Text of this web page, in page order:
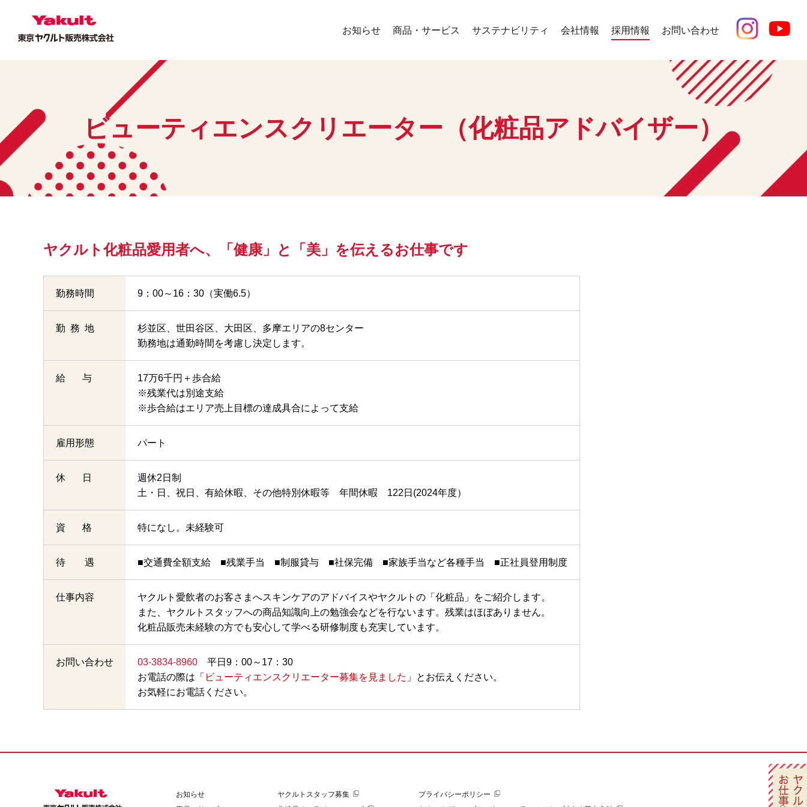
お知らせ 商品・サービス サステナビリティ 会社情報 採用情報 お問い合わせ
ビューティエンスクリエーター（化粧品アドバイザー）
ヤクルト化粧品愛用者へ、「健康」と「美」を伝えるお仕事です
勤務時間 9：00～16：30（実働6.5）
勤 務 地
杉並区、世田谷区、大田区、多摩エリアの8センター
勤務地は通勤時間を考慮し決定します。
給 与
17万6千円＋歩合給
※残業代は別途支給
※歩合給はエリア売上目標の達成具合によって支給
雇用形態 パート
休 日
週休2日制
土・日、祝日、有給休暇、その他特別休暇等 年間休暇 122日(2024年度）
資 格 特になし。未経験可
待 遇 ■交通費全額支給 ■残業手当 ■制服貸与 ■社保完備 ■家族手当など各種手当 ■正社員登用制度
仕事内容
ヤクルト愛飲者のお客さまへスキンケアのアドバイスやヤクルトの「化粧品」をご紹介します。
また、ヤクルトスタッフへの商品知識向上の勉強会などを行ないます。残業はほぼありません。
化粧品販売未経験の方でも安心して学べる研修制度も充実しています。
お問い合わせ 03-3834-8960 平日9：00～17：30
お電話の際は「 ビューティエンスクリエーター募集を見ました 」とお伝えください。
お気軽にお電話ください。
お知らせ
ヤクルトスタッフ募集
プライバシーポリシー